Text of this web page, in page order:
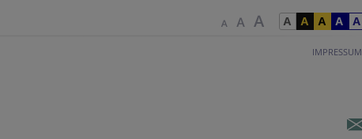
IMPRESSUM